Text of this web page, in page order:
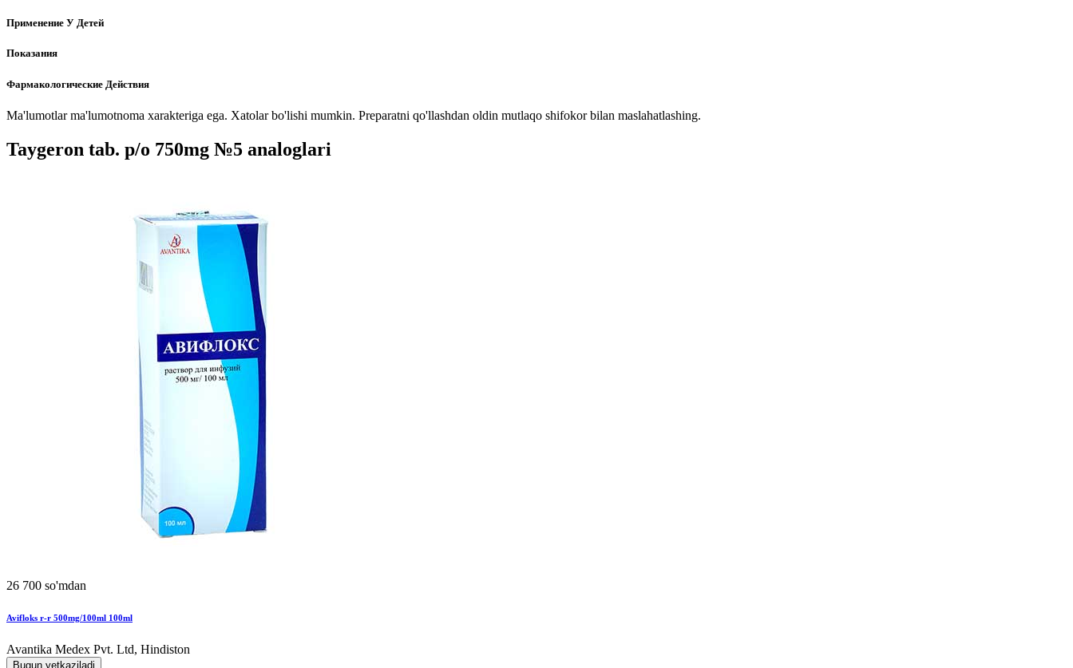
Применение У Детей
Показания
Фармакологические Действия
Ma'lumotlar ma'lumotnoma xarakteriga ega. Xatolar bo'lishi mumkin. Preparatni qo'llashdan oldin mutlaqo shifokor bilan maslahatlashing.
Taygeron tab. p/o 750mg №5 analoglari
26 700 so'mdan
Avifloks r-r 500mg/100ml 100ml
Avantika Medex Pvt. Ltd, Hindiston
Bugun yetkaziladi